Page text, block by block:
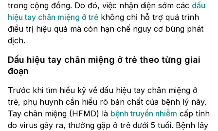
trong cộng đồng. Do đó, việc nhận diện sớm các dấu
hiệu tay chân miệng ở trẻ không chỉ hỗ trợ quá trình
điều trị hiệu quả mà còn hạn chế nguy cơ bùng phát
dịch.
Dấu hiệu tay chân miệng ở trẻ theo từng giai
đoạn
Trước khi tìm hiểu kỹ về dấu hiệu tay chân miệng ở
trẻ, phụ huynh cần hiểu rõ bản chất của bệnh lý này.
Tay chân miệng (HFMD) là bệnh truyền nhiễm cấp tính
do virus gây ra, thường gặp ở trẻ dưới 5 tuổi. Bệnh lây